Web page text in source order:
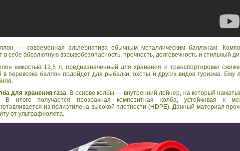
— современная альтернатива обычным металлическим баллонам.
в себе абсолютную взрывобезопасность, прочность, долговечность и стильный
емкостью 12,5 л, предназначенный для хранения и транспортировки
перевозке баллон подойдет для рыбалки, охоты и других видов туризма. Ему
для хранения газа. В основе колбы — внутренний лейнер, на который
итоге получается прозрачная композитная колба, устойчивая к
из полиэтилена высокой плотности (HDPE). Данный материал
от ультрафиолета.